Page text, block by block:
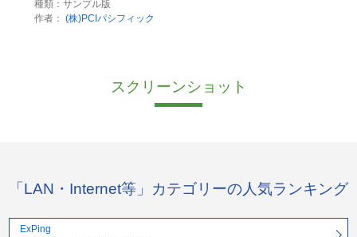
種類：サンプル版
作者： (株)PCIパシフィック
スクリーンショット
「LAN・Internet等」カテゴリーの人気ランキング
ExPing